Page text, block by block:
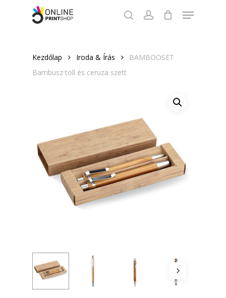
searchaccount
Menu
Kezdőlap Iroda & Írás
BAMBOOSET
Bambusz toll és ceruza szett